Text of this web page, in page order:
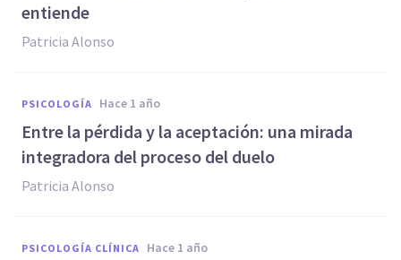
entiende
Patricia Alonso
PSICOLOGÍA hace 1 año
Entre la pérdida y la aceptación: una mirada
integradora del proceso del duelo
Patricia Alonso
PSICOLOGÍA CLÍNICA hace 1 año